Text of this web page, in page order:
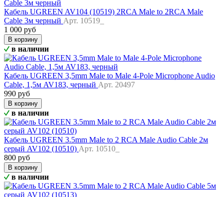
Кабель UGREEN AV104 (10519) 2RCA Male to 2RCA Male
Cable 3м черный Арт. 10519_
1 000 руб
В корзину
в наличии
Кабель UGREEN 3,5mm Male to Male 4-Pole Microphone Audio
Cable, 1,5м AV183, черный Арт. 20497
990 руб
В корзину
в наличии
Кабель UGREEN 3.5mm Male to 2 RCA Male Audio Cable 2м
серый AV102 (10510) Арт. 10510_
800 руб
В корзину
в наличии